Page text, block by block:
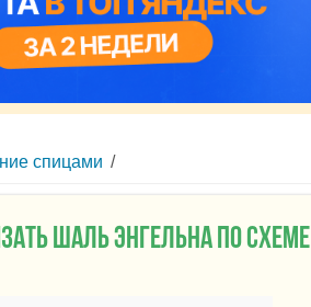
спицами /
шаль Энгельна по схеме